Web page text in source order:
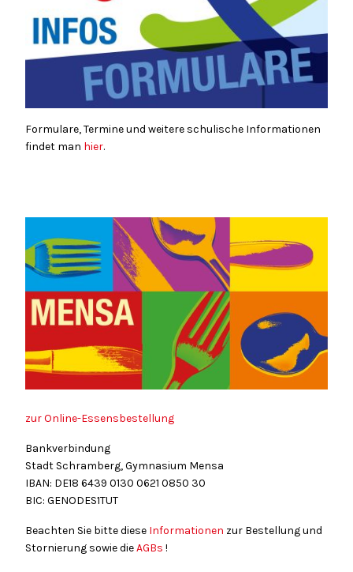
Formulare, Termine und weitere schulische Informationen
findet man hier.
zur Online-Essensbestellung
Bankverbindung
Stadt Schramberg, Gymnasium Mensa
IBAN: DE18 6439 0130 0621 0850 30
BIC: GENODES1TUT
Beachten Sie bitte diese Informationen zur Bestellung und
Stornierung sowie dieAGBs !